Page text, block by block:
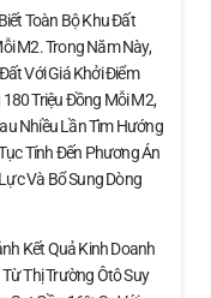
Toàn Bộ Khu Đất
M2. Trong Năm Này,
Với Giá Khởi Điểm
Triệu Đồng Mỗi M2,
Nhiều Lần Tìm Hướng
Tính Đến Phương Án
Và Bổ Sung Dòng
Kết Quả Kinh Doanh
Thị Trường Ôtô Suy